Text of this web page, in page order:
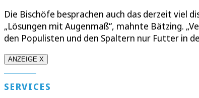
Die Bischöfe besprachen auch das derzeit viel
„Lösungen mit Augenmaß“, mahnte Bätzing.
den Populisten und den Spaltern nur Futter in
ANZEIGE X
SERVICES